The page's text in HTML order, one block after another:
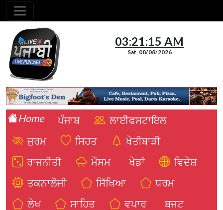
03:21:16 AM
Sat, 08/08/2026
Home ਪੰਜਾਬ
ਲਾਈਫਸਟਾਇਲ
ਜੁਰਮ
ਸਿਹਤ
ਖੇਤੀਬਾੜੀ
ਰਾਜਨੀਤੀ
ਮੌਸਮ ਖੇਡਾਂ
ਵਿਦੇਸ਼
ਤਕਨਾਲੋਜੀ
ਸਿੱਖਿਆ
ਧਰਮ
ਲੇਖ
ਸਾਹਿਤ ਵਪਾਰ
ਬਜਟ